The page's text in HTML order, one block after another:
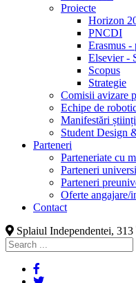
Proiecte
Horizon
PNCDI
Erasmus -
Elsevier -
Scopus
Strategie
Comisii avizare
Echipe de
Manifestări
Student Design
Parteneri
Parteneriate cu
Parteneri
Parteneri
Oferte angajare/
Contact
Splaiul Independentei, 313